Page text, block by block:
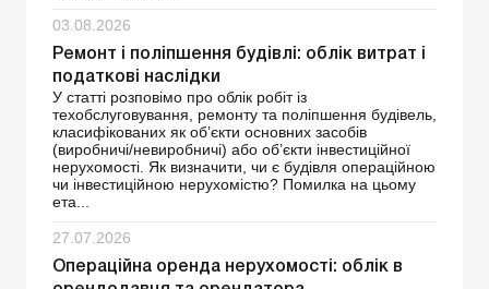
03.08.2026
Ремонт і поліпшення будівлі: облік витрат і
податкові наслідки
У статті розповімо про облік робіт із
техобслуговування, ремонту та поліпшення будівель,
класифікованих як об’єкти основних засобів
(виробничі/невиробничі) або об’єкти інвестиційної
нерухомості. Як визначити, чи є будівля операційною
чи інвестиційною нерухомістю? Помилка на цьому
ета...
27.07.2026
Операційна оренда нерухомості: облік в